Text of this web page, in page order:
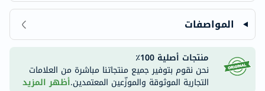
المواصفات
منتجات أصلية 100٪
نحن نقوم بتوفير جميع منتجاتنا مباشرة من العلامات
التجارية الموثوقة والموزّعين المعتمدين.أظهر المزيد